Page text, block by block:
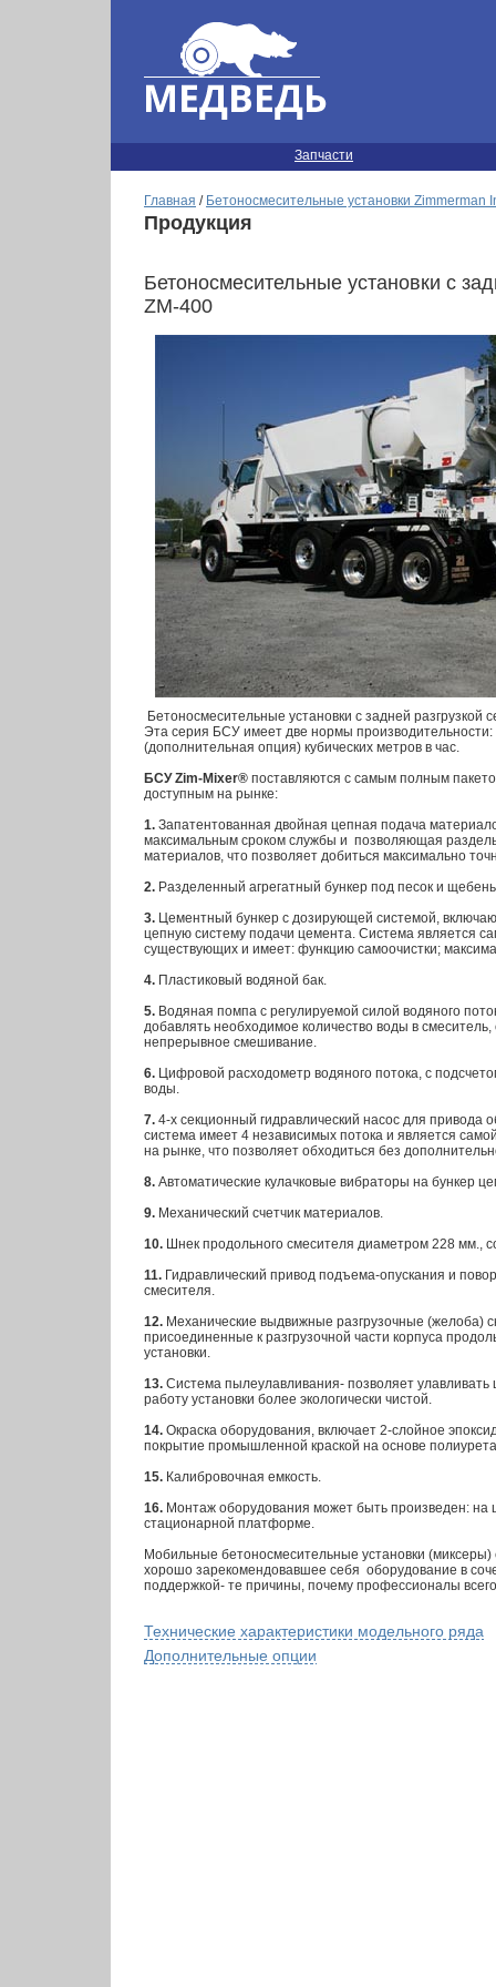
Запчасти
Главная / Бетоносмесительные установки Zimmerman
Продукция
Бетоносмесительные установки с
ZM-400
Бетоносмесительные установки с задней разгрузкой
Эта серия БСУ имеет две нормы
(дополнительная опция) кубических метров в час.
БСУ Zim-Mixer® поставляются с самым полным
доступным на рынке:
1. Запатентованная двойная цепная подача
максимальным сроком службы и позволяющая
материалов, что позволяет добиться максимально
2. Разделенный агрегатный бункер под песок и
3. Цементный бункер с дозирующей системой,
цепную систему подачи цемента. Система является
существующих и имеет: функцию самоочистки;
4. Пластиковый водяной бак.
5. Водяная помпа с регулируемой силой водяного
добавлять необходимое количество воды в
непрерывное смешивание.
6. Цифровой расходометр водяного потока, с
воды.
7. 4-х секционный гидравлический насос для привода
система имеет 4 независимых потока и является
на рынке, что позволяет обходиться без
8. Автоматические кулачковые вибраторы на бункер
9. Механический счетчик материалов.
10. Шнек продольного смесителя диаметром 228 мм.,
11. Гидравлический привод подъема-опускания и
смесителя.
12. Механические выдвижные разгрузочные (желоба)
присоединенные к разгрузочной части корпуса
установки.
13. Система пылеулавливания- позволяет
работу установки более экологически чистой.
14. Окраска оборудования, включает 2-слойное
покрытие промышленной краской на основе
15. Калибровочная емкость.
16. Монтаж оборудования может быть произведен: на
стационарной платформе.
Мобильные бетоносмесительные установки (миксеры)
хорошо зарекомендовавшее себя оборудование в
поддержкой- те причины, почему профессионалы
Технические характеристики модельного ряда
Дополнительные опции